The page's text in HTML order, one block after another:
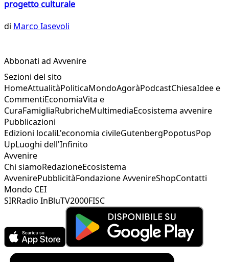
progetto culturale
di Marco Iasevoli
Abbonati ad Avvenire
Sezioni del sito
HomeAttualitàPoliticaMondoAgoràPodcastChiesaIdee e
CommentiEconomiaVita e
CuraFamigliaRubricheMultimediaEcosistema avvenire
Pubblicazioni
Edizioni localiL'economia civileGutenbergPopotusPop
UpLuoghi dell'Infinito
Avvenire
Chi siamoRedazioneEcosistema
AvvenirePubblicitàFondazione AvvenireShopContatti
Mondo CEI
SIRRadio InBluTV2000FISC